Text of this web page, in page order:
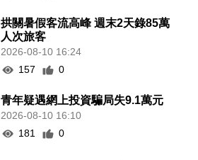
拱關暑假客流高峰 週末2天錄85萬
人次旅客
2026-08-10 16:24
157
0
青年疑遇網上投資騙局失9.1萬元
2026-08-10 16:10
181
0